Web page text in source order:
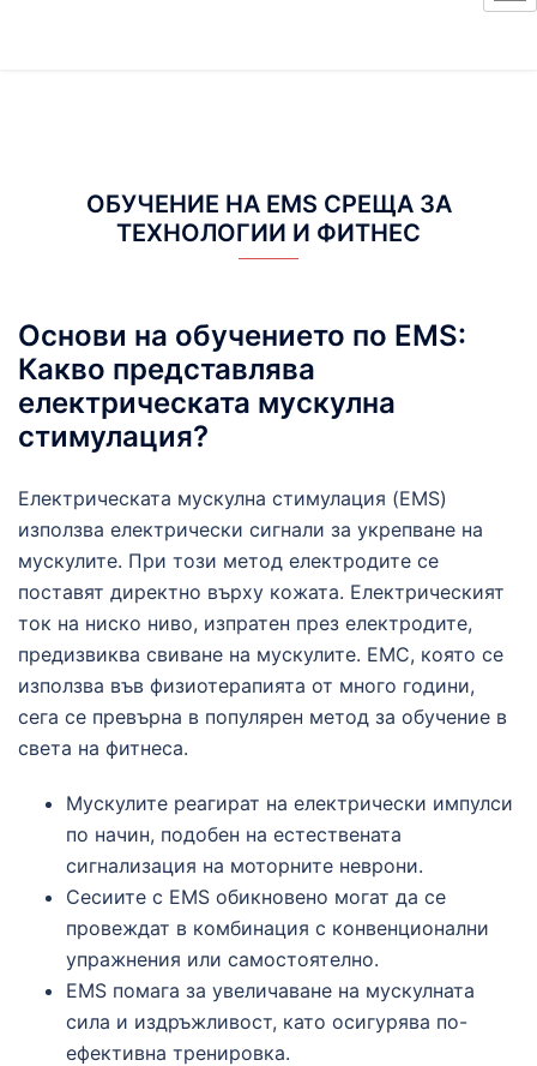
ОБУЧЕНИЕ НА EMS СРЕЩА ЗА
ТЕХНОЛОГИИ И ФИТНЕС
Основи на обучението по EMS:
Какво представлява
електрическата мускулна
стимулация?
Електрическата мускулна стимулация (EMS)
използва електрически сигнали за укрепване на
мускулите. При този метод електродите се
поставят директно върху кожата. Електрическият
ток на ниско ниво, изпратен през електродите,
предизвиква свиване на мускулите. ЕМС, която се
използва във физиотерапията от много години,
сега се превърна в популярен метод за обучение в
света на фитнеса.
Мускулите реагират на електрически импулси
по начин, подобен на естествената
сигнализация на моторните неврони.
Сесиите с EMS обикновено могат да се
провеждат в комбинация с конвенционални
упражнения или самостоятелно.
EMS помага за увеличаване на мускулната
сила и издръжливост, като осигурява по-
ефективна тренировка.